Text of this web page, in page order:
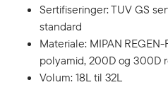
Sertifiseringer: TUV GS
standard
Materiale: MIPAN
polyamid, 200D og 300D
Volum: 18L til 32L